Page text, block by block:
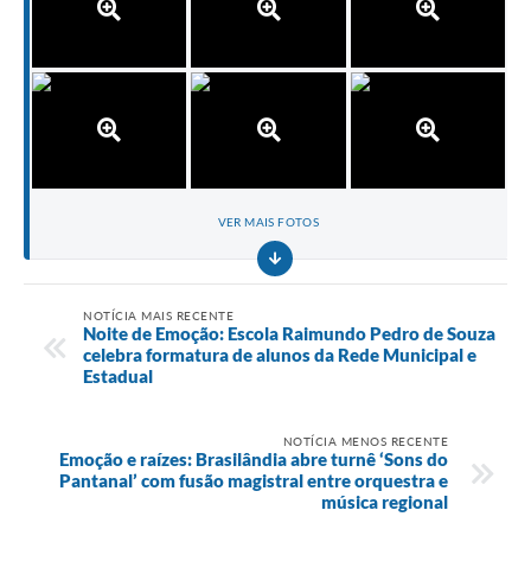
VER MAIS FOTOS
NOTÍCIA MAIS RECENTE
Noite de Emoção: Escola Raimundo Pedro de Souza
celebra formatura de alunos da Rede Municipal e
Estadual
NOTÍCIA MENOS RECENTE
Emoção e raízes: Brasilândia abre turnê ‘Sons do
Pantanal’ com fusão magistral entre orquestra e
música regional